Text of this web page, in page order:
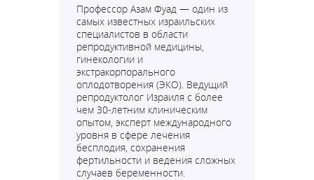
Профессор Азам Фуад — один из
самых известных израильских
специалистов в области
репродуктивной медицины,
гинекологии и
экстракорпорального
оплодотворения (ЭКО). Ведущий
репродуктолог Израиля с более
чем 30-летним клиническим
опытом, эксперт международного
уровня в сфере лечения
бесплодия, сохранения
фертильности и ведения сложных
случаев беременности.